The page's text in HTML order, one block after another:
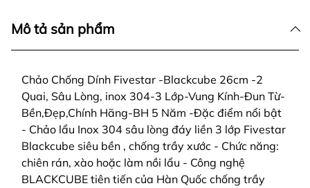
Mô tả sản phẩm
Chảo Chống Dính Fivestar -Blackcube 26cm -2
Quai, Sâu Lòng, inox 304-3 Lớp-Vung Kính-Đun Từ-
Bền,Đẹp,Chính Hãng-BH 5 Năm -Đặc điểm nổi bật
- Chảo lẩu Inox 304 sâu lòng đáy liền 3 lớp Fivestar
Blackcube siêu bền , chống trầy xước - Chức năng:
chiên rán, xào hoặc làm nồi lẩu - Công nghệ
BLACKCUBE tiên tiến của Hàn Quốc chống trầy